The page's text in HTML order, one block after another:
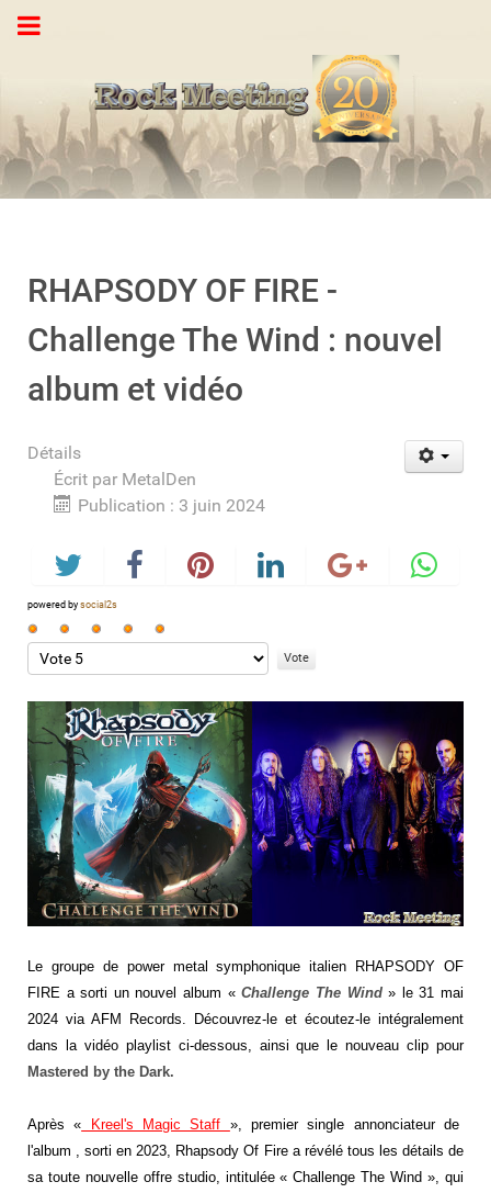
RHAPSODY OF FIRE -
Challenge The Wind : nouvel
album et vidéo
Détails
Écrit par MetalDen
Publication : 3 juin 2024
powered by social2s
Vote
utilisateur:
Veuillez
voter
Le groupe de power metal symphonique italien RHAPSODY OF
FIRE a sorti un nouvel album «Challenge The Wind » le 31 mai
2024 via AFM Records. Découvrez-le et écoutez-le intégralement
dans la vidéo playlist ci-dessous, ainsi que le nouveau clip pour
Mastered by the Dark.
Après « Kreel's Magic Staff », premier single annonciateur de
l'album , sorti en 2023, Rhapsody Of Fire a révélé tous les détails de
sa toute nouvelle offre studio, intitulée « Challenge The Wind », qui